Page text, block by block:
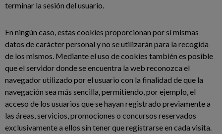
terminar la sesión del usuario.
En ningún caso, estas cookies proporcionan por sí mismas
datos de carácter personal y no se utilizarán para la recogida
de los mismos. Mediante el uso de cookies también es posible
que el servidor donde se encuentra la web reconozca el
navegador utilizado por el usuario con la finalidad de que la
navegación sea más sencilla, permitiendo, por ejemplo, el
acceso de los usuarios que se hayan registrado previamente a
las áreas, servicios, promociones o concursos reservados
exclusivamente a ellos sin tener que registrarse en cada visita.